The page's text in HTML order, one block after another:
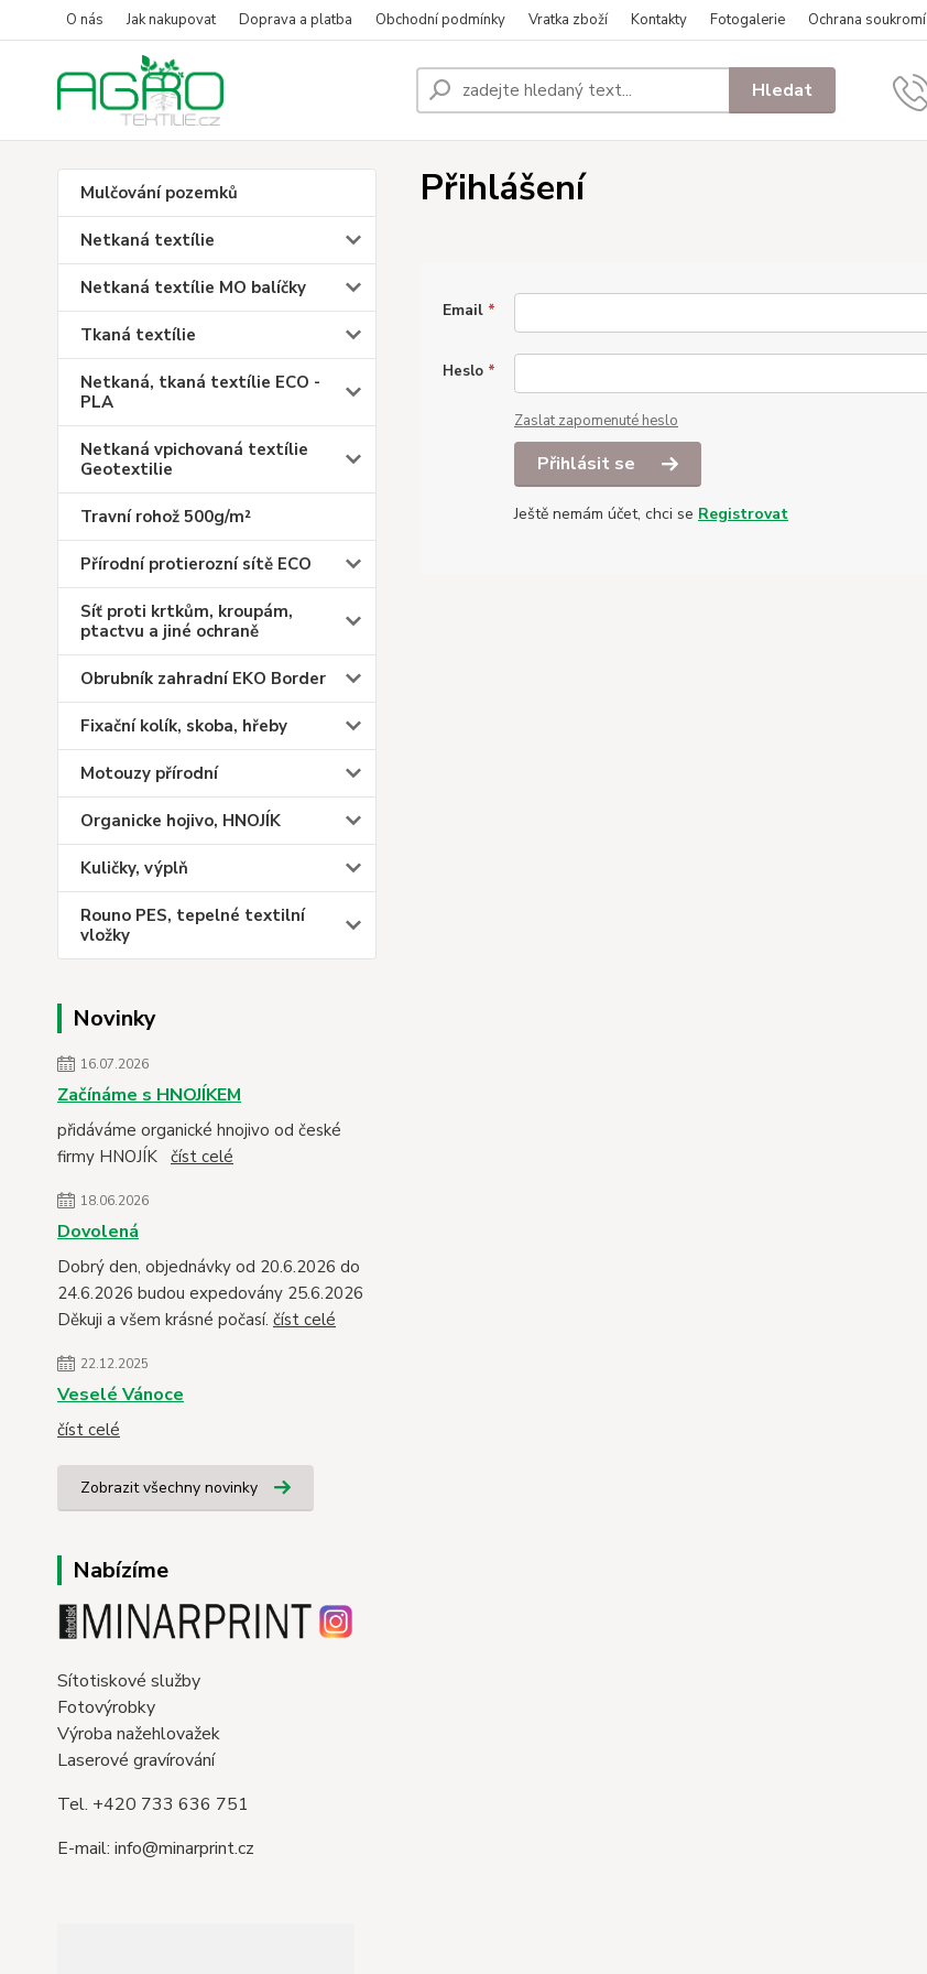
O nás Jak nakupovat Doprava a platba Obchodní podmínky Vratka zboží Kontakty Fotogalerie Ochrana soukromí
Hledat
Mulčování pozemků
Netkaná textílie
Netkaná textílie MO balíčky
Tkaná textílie
Netkaná, tkaná textílie ECO -
PLA
Netkaná vpichovaná textílie
Geotextilie
Travní rohož 500g/m²
Přírodní protierozní sítě ECO
Síť proti krtkům, kroupám,
ptactvu a jiné ochraně
Obrubník zahradní EKO Border
Fixační kolík, skoba, hřeby
Motouzy přírodní
Organicke hojivo, HNOJÍK
Kuličky, výplň
Rouno PES, tepelné textilní
vložky
Novinky
16.07.2026
Začínáme s HNOJÍKEM
přidáváme organické hnojivo od české
firmy HNOJÍK číst celé
18.06.2026
Dovolená
Dobrý den, objednávky od 20.6.2026 do
24.6.2026 budou expedovány 25.6.2026
Děkuji a všem krásné počasí. číst celé
22.12.2025
Veselé Vánoce
číst celé
Zobrazit všechny novinky
Nabízíme
Sítotiskové služby
Fotovýrobky
Výroba nažehlovažek
Laserové gravírování
Tel. +420 733 636 751
E-mail: info@minarprint.cz
Přihlášení
Email *
Heslo *
Zaslat zapomenuté heslo
Přihlásit se
Ještě nemám účet, chci se Registrovat